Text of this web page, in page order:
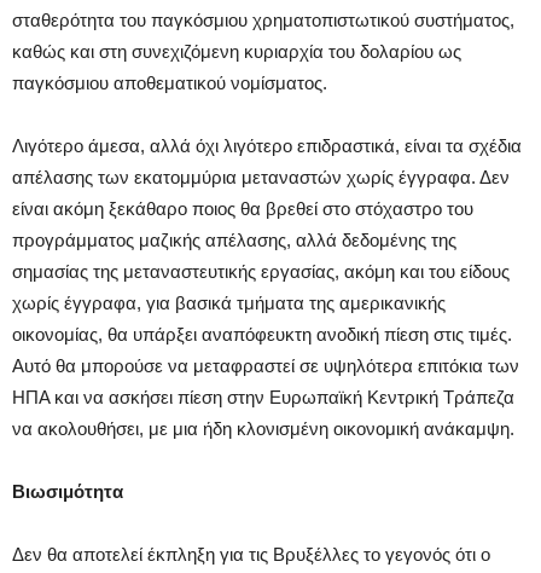
σταθερότητα του παγκόσμιου χρηματοπιστωτικού συστήματος,
καθώς και στη συνεχιζόμενη κυριαρχία του δολαρίου ως
παγκόσμιου αποθεματικού νομίσματος.
Λιγότερο άμεσα, αλλά όχι λιγότερο επιδραστικά, είναι τα σχέδια
απέλασης των εκατομμύρια μεταναστών χωρίς έγγραφα. Δεν
είναι ακόμη ξεκάθαρο ποιος θα βρεθεί στο στόχαστρο του
προγράμματος μαζικής απέλασης, αλλά δεδομένης της
σημασίας της μεταναστευτικής εργασίας, ακόμη και του είδους
χωρίς έγγραφα, για βασικά τμήματα της αμερικανικής
οικονομίας, θα υπάρξει αναπόφευκτη ανοδική πίεση στις τιμές.
Αυτό θα μπορούσε να μεταφραστεί σε υψηλότερα επιτόκια των
ΗΠΑ και να ασκήσει πίεση στην Ευρωπαϊκή Κεντρική Τράπεζα
να ακολουθήσει, με μια ήδη κλονισμένη οικονομική ανάκαμψη.
Βιωσιμότητα
Δεν θα αποτελεί έκπληξη για τις Βρυξέλλες το γεγονός ότι ο